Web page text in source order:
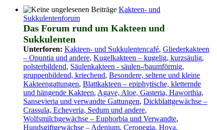
Kakteen- und
Sukkulentenforum
Das Forum rund um Kakteen und
Sukkulenten
Unterforen: Kakteen- und Sukkulentencafé, Gliederkakteen
– Opuntia und andere, Kugelkakteen – kugelig, kurzsäulig,
polsterbildend, Säulenkakteen - säulen-/baumförmig,
gruppenbildend, kriechend, Besondere, seltene und kleine
Kakteengattungen, Blattkakteen – epiphytische, kletternde
und hängende Kakteen, Agave, Aloe, Gasteria, Haworthia,
Sansevieria und verwandte Gattungen, Dickblattgewächse –
Crassula, Echeveria, Sedum und andere,
Wolfsmilchgewächse – Euphorbia und Verwandte,
Hundsgiftgewächse – Adenium, Ceropegia, Hoya,